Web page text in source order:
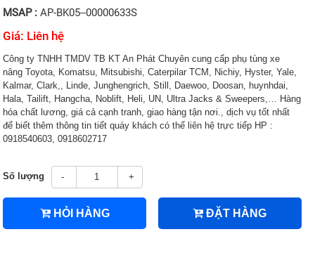
MSAP :AP-BK05--00000633S
Giá: Liên hệ
Công ty TNHH TMDV TB KT An Phát Chuyên cung cấp phụ tùng xe
nâng Toyota, Komatsu, Mitsubishi, Caterpilar TCM, Nichiy, Hyster, Yale,
Kalmar, Clark,, Linde, Junghengrich, Still, Daewoo, Doosan, huynhdai,
Hala, Tailift, Hangcha, Noblift, Heli, UN, Ultra Jacks & Sweepers,… Hàng
hóa chất lương, giá cả cạnh tranh, giao hàng tận nơi., dịch vụ tốt nhất
để biết thêm thông tin tiết quáy khách có thể liên hệ trực tiếp HP :
0918540603, 0918602717
Số lượng - +
HỎI HÀNG ĐẶT HÀNG